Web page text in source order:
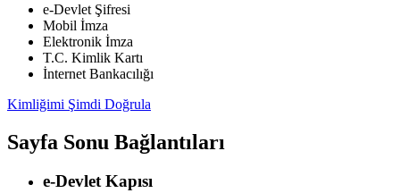
e-Devlet Şifresi
Mobil İmza
Elektronik İmza
T.C. Kimlik Kartı
İnternet Bankacılığı
Kimliğimi Şimdi Doğrula
Sayfa Sonu Bağlantıları
e-Devlet Kapısı